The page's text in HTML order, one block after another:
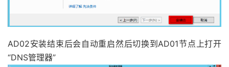
AD02安装结束后会自动重启然后切换到AD01节点上打开
“DNS管理器”